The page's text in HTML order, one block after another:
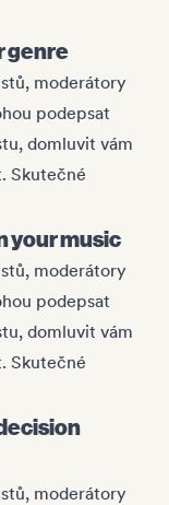
genre
moderátory
podepsat
domluvit vám
Skutečné
your music
moderátory
podepsat
domluvit vám
Skutečné
moderátory